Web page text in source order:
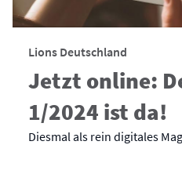
Lions Deutschland
Jetzt online:
1/2024 ist da!
Diesmal als rein digitales